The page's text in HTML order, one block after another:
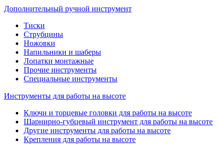
Дополнительный ручной инструмент
Тиски
Струбцины
Ножовки
Напильники и шаберы
Лопатки монтажные
Прочие инструменты
Специальные инструменты
Инструменты для работы на высоте
Ключи и торцевые головки для работы на высоте
Шарнирно-губцевый инструмент для работы на высоте
Другие инструменты для работы на высоте
Крепления для работы на высоте